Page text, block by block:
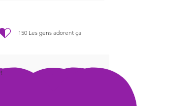
150 Les gens adorent ça
150 votes, Les gens adorent ça